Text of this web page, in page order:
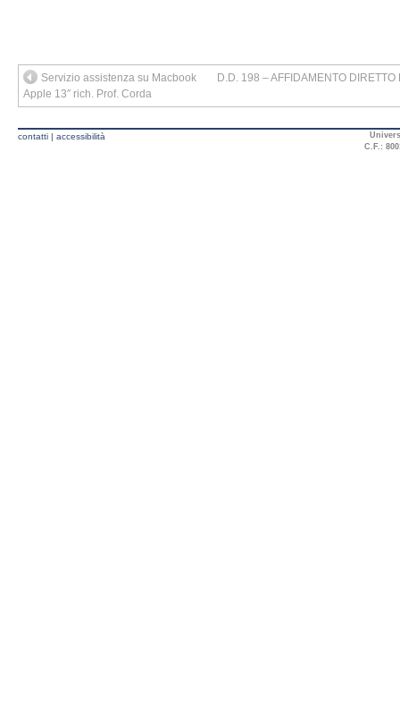
Servizio assistenza su Macbook
Apple 13″ rich. Prof. Corda
D.D. 198 – AFFIDAMENTO
contatti | accessibilità
C.F.: